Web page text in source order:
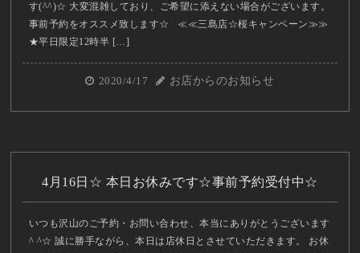
す(^^)☆ 大変混雑しており、ご希望に添えない場合がございます。
事前予約をオススメ致します☆ ≪≪三島店☆桜キャンペーン≫≫
★平日限定12時半 […]
2020/4/17 お店からのお知らせ
4月16日☆ 本日お休みです☆事前予約受付中☆
いつも沢山のご予約・お問い合わせ、本当にありがとうございます
^ ^☆ 誠に勝手ながら、本日は店休日とさせていただきます。 お休